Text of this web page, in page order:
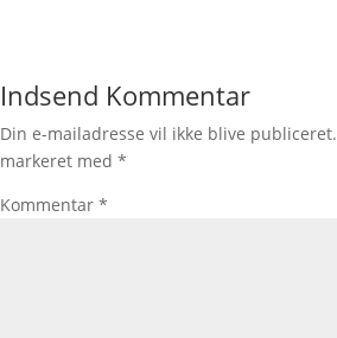
Indsend Kommentar
Din e-mailadresse vil ikke blive publiceret.
markeret med *
Kommentar *